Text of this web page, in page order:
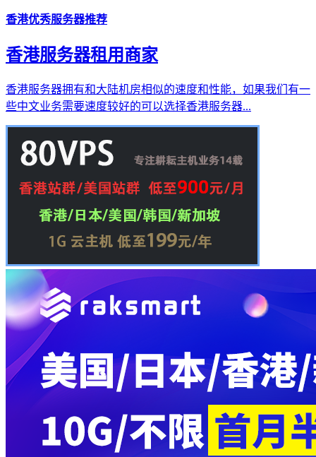
香港优秀服务器推荐
香港服务器租用商家
香港服务器拥有和大陆机房相似的速度和性能，如果我们有一
些中文业务需要速度较好的可以选择香港服务器...